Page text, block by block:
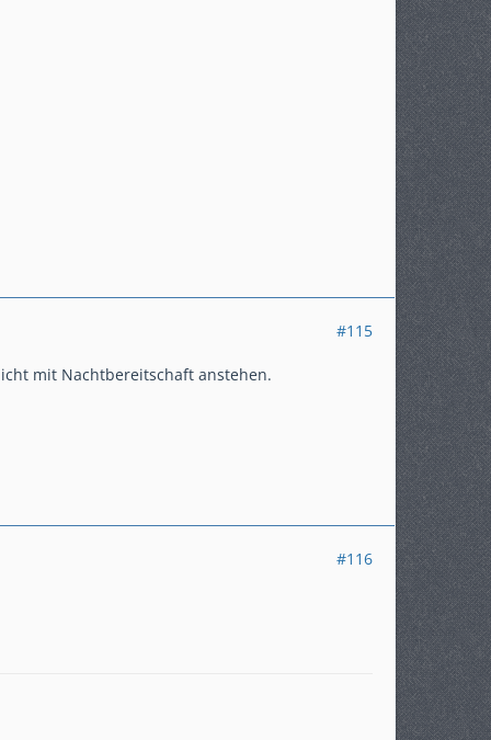
#115
mit Nachtbereitschaft anstehen.
#116